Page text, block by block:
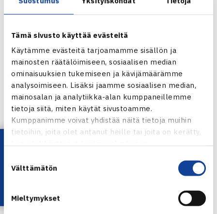
Tämä sivusto käyttää evästeitä
Käytämme evästeitä tarjoamamme sisällön ja
mainosten räätälöimiseen, sosiaalisen median
ominaisuuksien tukemiseen ja kävijämäärämme
analysoimiseen. Lisäksi jaamme sosiaalisen median,
mainosalan ja analytiikka-alan kumppaneillemme
tietoja siitä, miten käytät sivustoamme.
Kumppanimme voivat yhdistää näitä tietoja muihin
tietoihin, joita olet antanut heille tai joita on kerätty,
valinta
Välttämätön
Mieltymykset
Kannustusta ja seuraamista on yli lajirajojen.
– Unelmani on nähdä Suomi tenniksen MM-
lopputurnauksissa hakemassa menestystä.
Lataa OmaTennis!